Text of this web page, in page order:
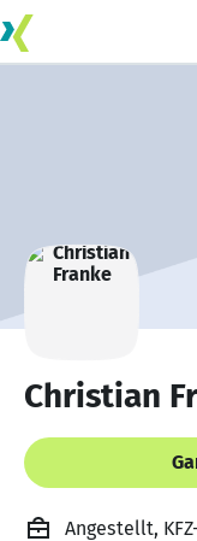
Christian
Angestellt,